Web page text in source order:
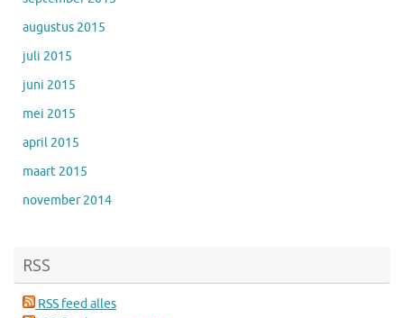
augustus 2015
juli 2015
juni 2015
mei 2015
april 2015
maart 2015
november 2014
RSS
RSS feed alles